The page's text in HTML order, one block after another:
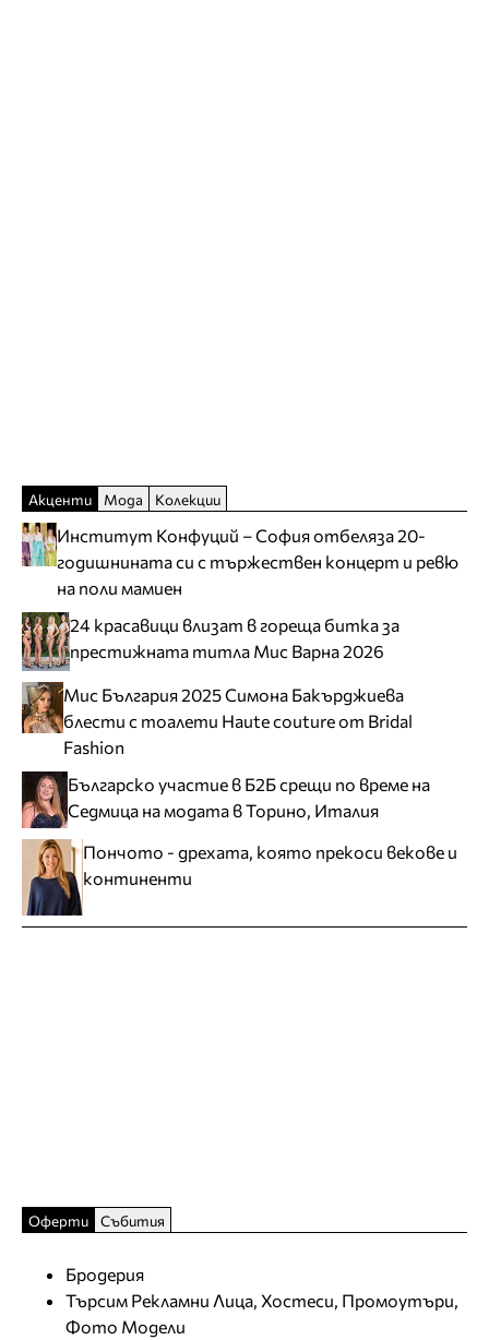
Акценти Мода Колекции
Институт Конфуций – София отбеляза 20-
годишнината си с тържествен концерт и ревю
на поли мамиен
24 красавици влизат в гореща битка за
престижната титла Мис Варна 2026
Мис България 2025 Симона Бакърджиева
блести с тоалети Haute couture от Bridal
Fashion
Българско участие в Б2Б срещи по време на
Седмица на модата в Торино, Италия
Пончото - дрехата, която прекоси векове и
континенти
Оферти Събития
Бродерия
Търсим Рекламни Лица, Хостеси, Промоутъри,
Фото Модели